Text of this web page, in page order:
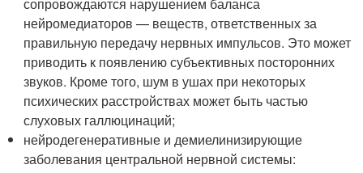
нейромедиаторов — веществ, ответственных за
правильную передачу нервных импульсов. Это может
приводить к появлению субъективных посторонних
звуков. Кроме того, шум в ушах при некоторых
психических расстройствах может быть частью
слуховых галлюцинаций;
нейродегенеративные и демиелинизирующие
заболевания центральной нервной системы: